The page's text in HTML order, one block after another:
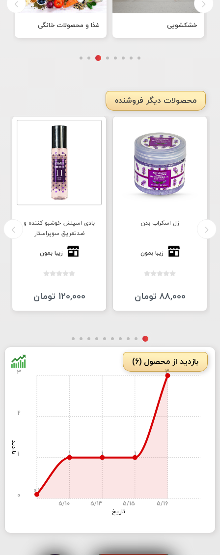
خشکشویی غذا و محصولات خانگی
محصولات دیگر فروشنده
ژل اسکراب بدن
زیبا بمون
88,000 تومان
بادی اسپلش خوشبو کننده و
ضدتعریق سوپراستار
زیبا بمون
120,000 تومان
بازدید از محصول (6)
بازدید
تاریخ
0.1
1 1 1
3
5/10 5/13 5/15 5/16
0
1
2
3